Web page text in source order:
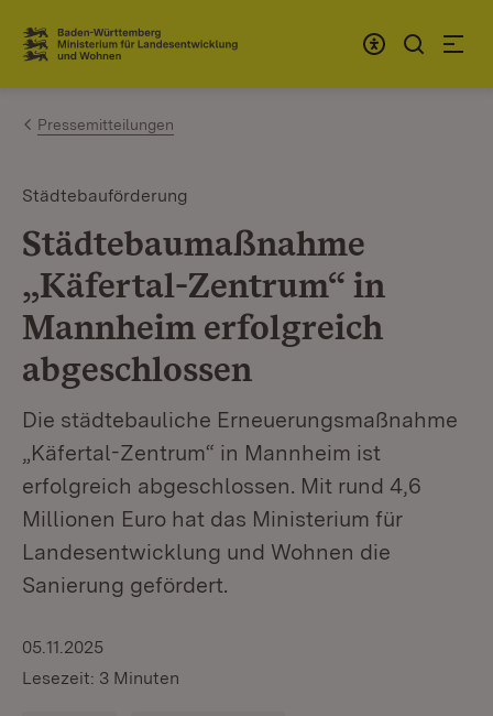
Zum Inhalt springen
Link zur Startseite
Pressemitteilungen
Städtebauförderung
Städtebaumaßnahme
„Käfertal-Zentrum“ in
Mannheim erfolgreich
abgeschlossen
Die städtebauliche Erneuerungsmaßnahme
„Käfertal-Zentrum“ in Mannheim ist
erfolgreich abgeschlossen. Mit rund 4,6
Millionen Euro hat das Ministerium für
Landesentwicklung und Wohnen die
Sanierung gefördert.
05.11.2025
Lesezeit: 3 Minuten